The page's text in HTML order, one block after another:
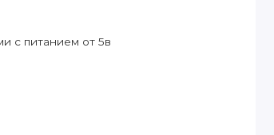
с питанием от 5в